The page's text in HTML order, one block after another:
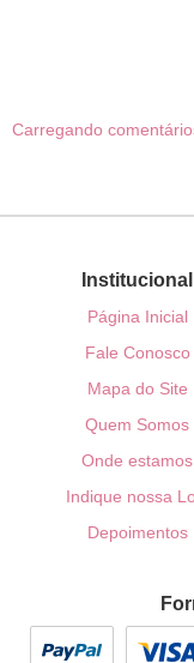
Carregando
Institucional
Página Inicial
Fale Conosco
Mapa do Site
Quem Somos
Onde estamos
Indique nossa
Depoimentos